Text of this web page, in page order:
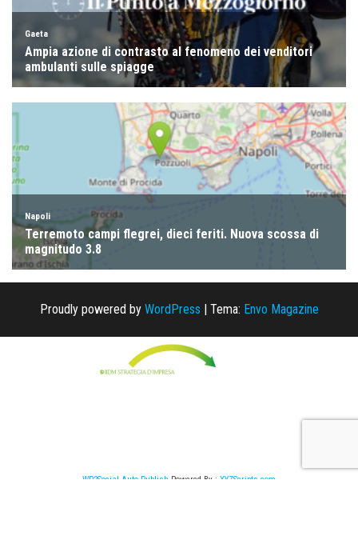
Proudly powered by WordPress | Tema: Envo Magazine
WP2Social Auto Publish Powered By : XYZScripts.com